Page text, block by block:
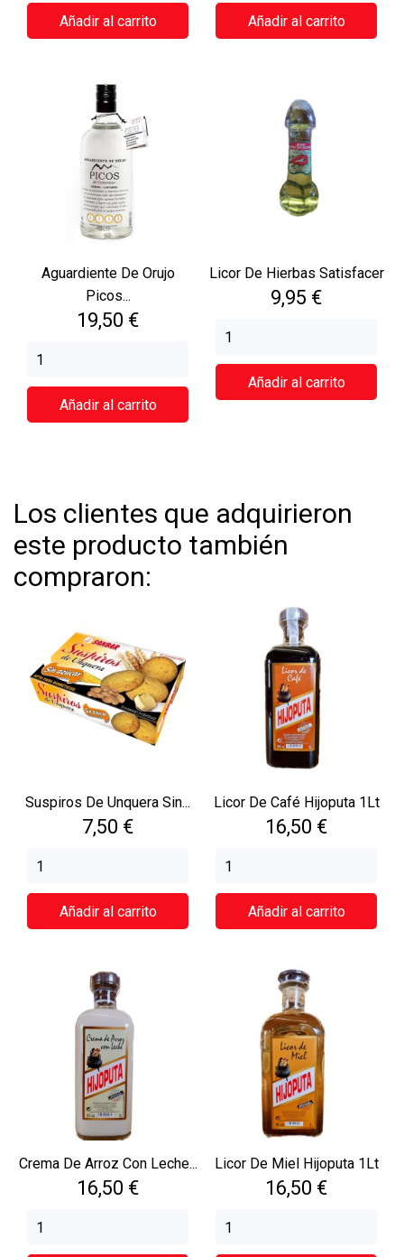
Añadir al carrito Añadir al carrito
Aguardiente De Orujo
Picos...
Precio
19,50 €
Añadir al carrito
Licor De Hierbas Satisfacer
Precio
9,95 €
Añadir al carrito
Los clientes que adquirieron
este producto también
compraron:
Suspiros De Unquera Sin...
Precio
7,50 €
Añadir al carrito
Licor De Café Hijoputa 1Lt
Precio
16,50 €
Añadir al carrito
Crema De Arroz Con Leche...
Precio
16,50 €
Licor De Miel Hijoputa 1Lt
Precio
16,50 €